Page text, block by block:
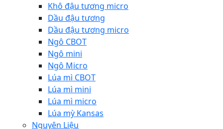
Khô đậu tương micro
Dầu đậu tương
Dầu đậu tương micro
Ngô CBOT
Ngô mini
Ngô Micro
Lúa mì CBOT
Lúa mì mini
Lúa mì micro
Lúa mỳ Kansas
Nguyên Liệu